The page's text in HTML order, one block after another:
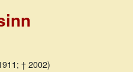
† 2002)